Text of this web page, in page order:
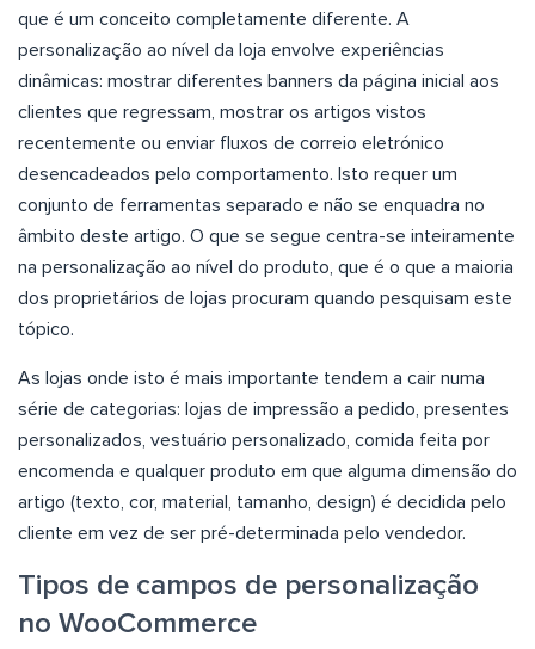
que é um conceito completamente diferente. A
personalização ao nível da loja envolve experiências
dinâmicas: mostrar diferentes banners da página inicial aos
clientes que regressam, mostrar os artigos vistos
recentemente ou enviar fluxos de correio eletrónico
desencadeados pelo comportamento. Isto requer um
conjunto de ferramentas separado e não se enquadra no
âmbito deste artigo. O que se segue centra-se inteiramente
na personalização ao nível do produto, que é o que a maioria
dos proprietários de lojas procuram quando pesquisam este
tópico.
As lojas onde isto é mais importante tendem a cair numa
série de categorias: lojas de impressão a pedido, presentes
personalizados, vestuário personalizado, comida feita por
encomenda e qualquer produto em que alguma dimensão do
artigo (texto, cor, material, tamanho, design) é decidida pelo
cliente em vez de ser pré-determinada pelo vendedor.
Tipos de campos de personalização
no WooCommerce